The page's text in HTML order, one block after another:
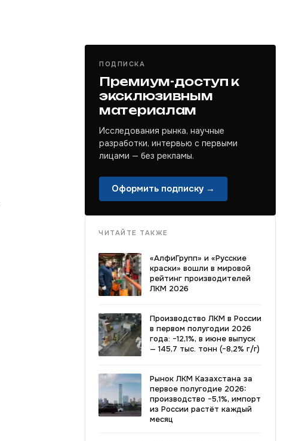
ПОДПИСКА
Премиум-доступ к
эксклюзивным
материалам
Исследования рынка, научные
разработки, интервью с первыми
лицами — без рекламы.
Оформить подписку →
ЧИТАЙТЕ ТАКЖЕ
«АлфиГрупп» и «Русские
краски» вошли в мировой
рейтинг производителей
ЛКМ 2026
Производство ЛКМ в России
в первом полугодии 2026
года: −12,1%, в июне выпуск
— 145,7 тыс. тонн (−8,2% г/г)
Рынок ЛКМ Казахстана за
первое полугодие 2026:
производство −5,1%, импорт
из России растёт каждый
месяц